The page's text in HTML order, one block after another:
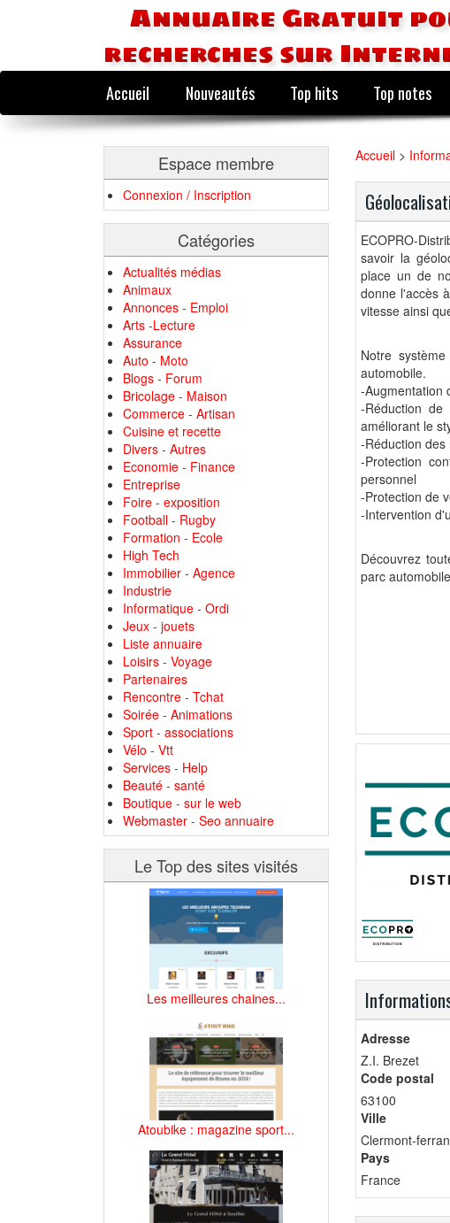
Annuaire Gratuit
recherches sur
Accueil Nouveautés Top hits Top notes
Espace membre
Connexion / Inscription
Catégories
Actualités médias
Animaux
Annonces - Emploi
Arts -Lecture
Assurance
Auto - Moto
Blogs - Forum
Bricolage - Maison
Commerce - Artisan
Cuisine et recette
Divers - Autres
Economie - Finance
Entreprise
Foire - exposition
Football - Rugby
Formation - Ecole
High Tech
Immobilier - Agence
Industrie
Informatique - Ordi
Jeux - jouets
Liste annuaire
Loisirs - Voyage
Partenaires
Rencontre - Tchat
Soirée - Animations
Sport - associations
Vélo - Vtt
Services - Help
Beauté - santé
Boutique - sur le web
Webmaster - Seo annuaire
Le Top des sites visités
Les meilleures chaines...
Atoubike : magazine sport...
Accueil >
ECOPRO-
savoir la
place un de
donne l'accès
vitesse ainsi
Notre
automobile.
-Augmentation
-Réduction
améliorant le
-Réduction
-Protection
personnel
-Protection de
-Intervention
Découvrez
parc
Adresse
Z.I. Brezet
Code postal
63100
Ville
Clermont-
Pays
France